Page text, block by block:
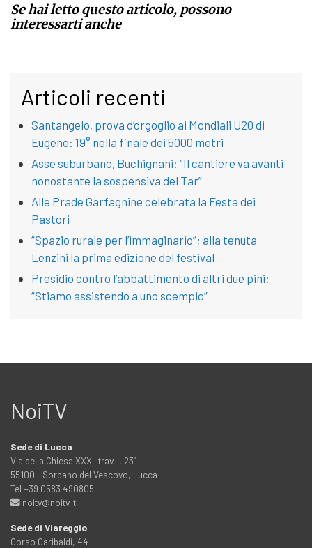
Se hai letto questo articolo, possono
interessarti anche
Articoli recenti
Santangelo, prova d’orgoglio ai Mondiali U20 di
Eugene: 19° nella finale dei 5000 metri
Asse suburbano, Buchignani: “Il cantiere va avanti
nonostante la sospensiva del Tar”
Alle Prade Garfagnine celebrata la Festa dei
Pastori
“Spazio rurale per l’immaginario”; alla tenuta
Lenzini la prima edizione del festival
Presidio contro l’abbattimento di altri due pini:
“Stiamo assistendo a uno scempio”
NoiTV
Sede di Lucca
Via della Chiesa XXXII trav. I, 231
55100 - Sorbano del Vescovo, Lucca
Tel +39 0583 490805
noitv@noitv.it
Sede di Viareggio
Corso Garibaldi, 44